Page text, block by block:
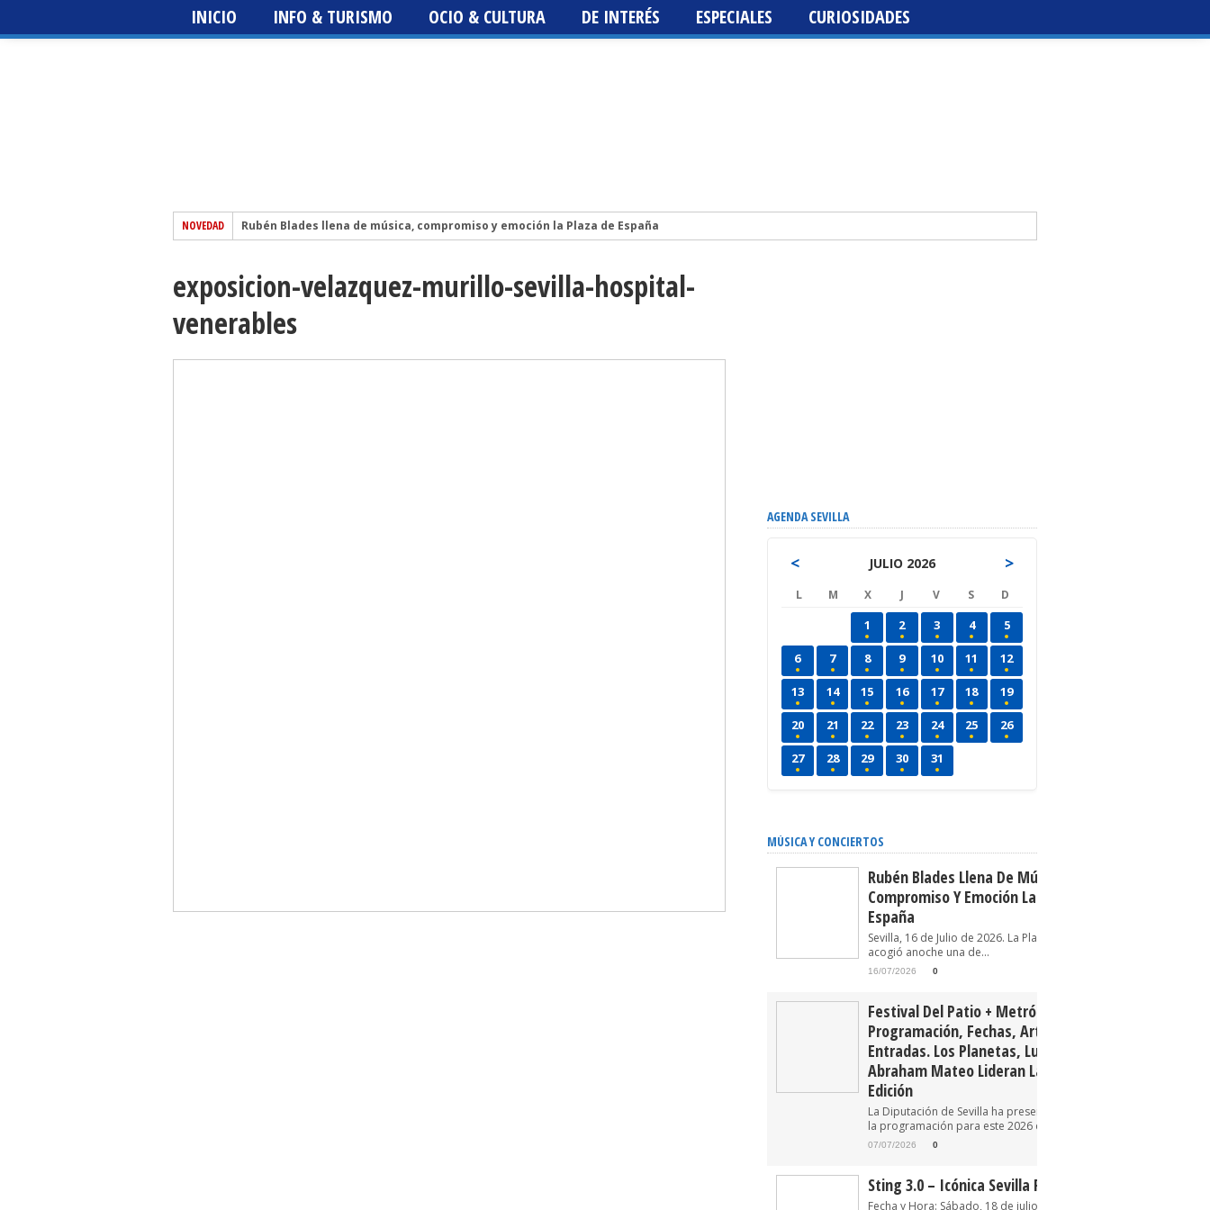
INICIO INFO & TURISMO OCIO & CULTURA DE INTERÉS ESPECIALES CURIOSIDADES
NOVEDAD
Rubén Blades llena de música, compromiso y emoción la Plaza de España
Festival del Patio + Metrópolis 2026. Programación, fechas, artistas y entradas. Los Planetas, Luz Casal y Abraham Mateo lideran la tercera
edición
Sting 3.0 – Icónica Sevilla Fest 2026
The Prodigy – Icónica Sevilla Fest 2026
exposicion-velazquez-murillo-sevilla-hospital-
venerables
AGENDA SEVILLA
< JULIO 2026 >
L M X J V S D
1 2 3 4 5
6 7 8 9 10 11 12
13 14 15 16 17 18 19
20 21 22 23 24 25 26
27 28 29 30 31
MÚSICA Y CONCIERTOS
Rubén Blades Llena De Música,
Compromiso Y Emoción La Plaza De
España
Sevilla, 16 de Julio de 2026. La Plaza de España
acogió anoche una de...
16/07/2026 0
Festival Del Patio + Metrópolis 2026.
Programación, Fechas, Artistas Y
Entradas. Los Planetas, Luz Casal Y
Abraham Mateo Lideran La Tercera
Edición
La Diputación de Sevilla ha presentado oficialmente
la programación para este 2026 del Festival...
07/07/2026 0
Sting 3.0 – Icónica Sevilla Fest 2026
Fecha y Hora: Sábado, 18 de julio de 2026 22:30